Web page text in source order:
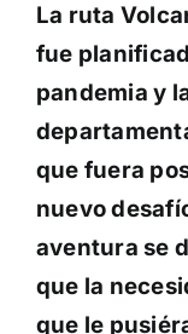
La ruta
fue
pandemia y
que fuera
nuevo
aventura se
que la
que le